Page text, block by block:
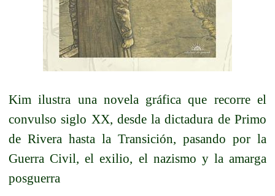
Kim ilustra una novela gráfica que recorre el
convulso siglo XX, desde la dictadura de Primo
de Rivera hasta la Transición, pasando por la
Guerra Civil, el exilio, el nazismo y la amarga
posguerra